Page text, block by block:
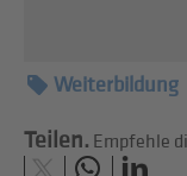
Weiterbildung
Teilen. Empfehle